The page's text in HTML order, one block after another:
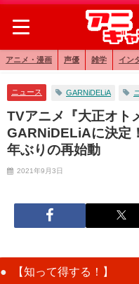
アニメ・漫画 声優 雑学 イン
ニュース GARNiDELiA
TVアニメ『大正オト
GARNiDELiAに決定
年ぶりの再始動
2021年9月3日
【知って得する！】